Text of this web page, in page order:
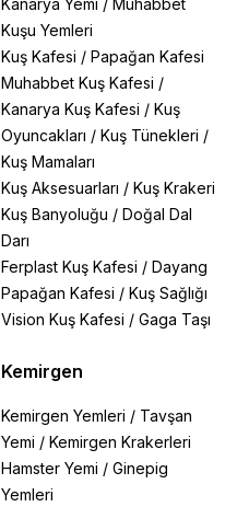
Kanarya Yemi / Muhabbet
Kuşu Yemleri
Kuş Kafesi / Papağan Kafesi
Muhabbet Kuş Kafesi /
Kanarya Kuş Kafesi / Kuş
Oyuncakları / Kuş Tünekleri /
Kuş Mamaları
Kuş Aksesuarları / Kuş Krakeri
Kuş Banyoluğu / Doğal Dal
Darı
Ferplast Kuş Kafesi / Dayang
Papağan Kafesi / Kuş Sağlığı
Vision Kuş Kafesi / Gaga Taşı
Kemirgen
Kemirgen Yemleri / Tavşan
Yemi / Kemirgen Krakerleri
Hamster Yemi / Ginepig
Yemleri